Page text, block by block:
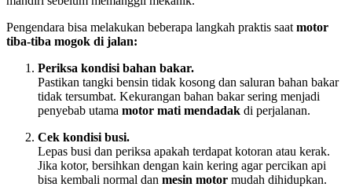
Pengendara bisa melakukan beberapa langkah praktis saat motor
tiba-tiba mogok di jalan:
Periksa kondisi bahan bakar.
Pastikan tangki bensin tidak kosong dan saluran bahan bakar
tidak tersumbat. Kekurangan bahan bakar sering menjadi
penyebab utama motor mati mendadak di perjalanan.
Cek kondisi busi.
Lepas busi dan periksa apakah terdapat kotoran atau kerak.
Jika kotor, bersihkan dengan kain kering agar percikan api
bisa kembali normal dan mesin motor mudah dihidupkan.